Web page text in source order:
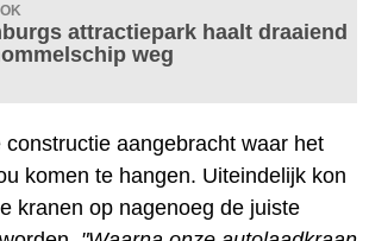
attractiepark haalt draaiend
weg
aangebracht waar het
komen te hangen. Uiteindelijk kon
kranen op nagenoeg de juiste